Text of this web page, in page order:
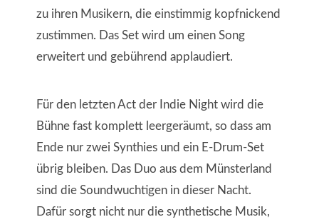
zu ihren Musikern, die einstimmig kopfnickend
zustimmen. Das Set wird um einen Song
erweitert und gebührend applaudiert.
Für den letzten Act der Indie Night wird die
Bühne fast komplett leergeräumt, so dass am
Ende nur zwei Synthies und ein E-Drum-Set
übrig bleiben. Das Duo aus dem Münsterland
sind die Soundwuchtigen in dieser Nacht.
Dafür sorgt nicht nur die synthetische Musik,